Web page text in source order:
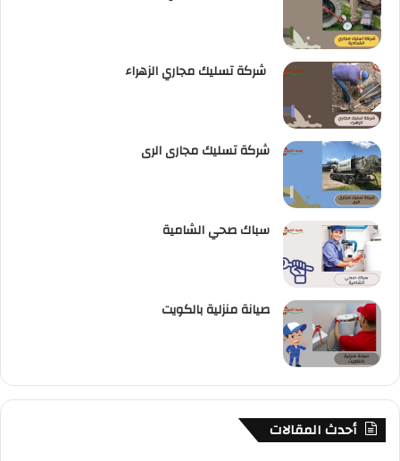
شركة تسليك مجاري الزهراء
شركة تسليك مجارى الرى
سباك صحي الشامية
صيانة منزلية بالكويت
أحدث المقالات